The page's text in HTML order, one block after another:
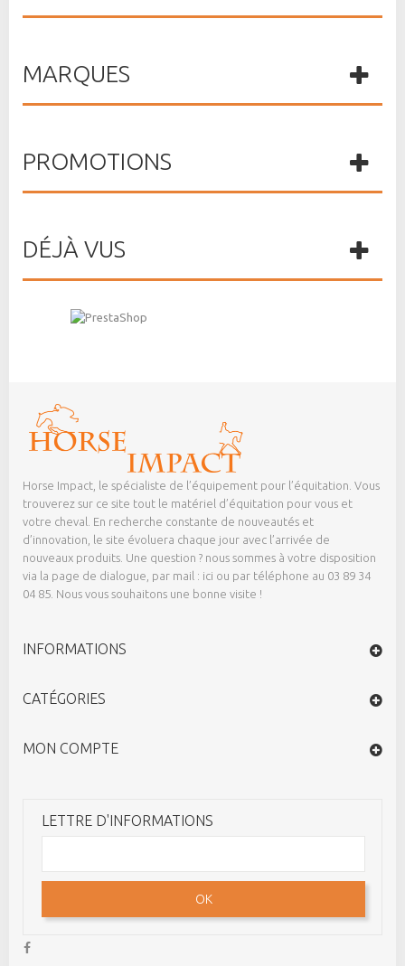
MARQUES
PROMOTIONS
DÉJÀ VUS
Horse Impact, le spécialiste de l’équipement pour l’équitation. Vous
trouverez sur ce site tout le matériel d’équitation pour vous et
votre cheval. En recherche constante de nouveautés et
d’innovation, le site évoluera chaque jour avec l’arrivée de
nouveaux produits. Une question ? nous sommes à votre disposition
via la page de dialogue, par mail : ici ou par téléphone au 03 89 34
04 85. Nous vous souhaitons une bonne visite !
INFORMATIONS
CATÉGORIES
MON COMPTE
LETTRE D'INFORMATIONS
OK